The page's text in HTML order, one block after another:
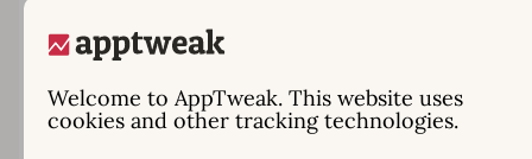
Welcome to AppTweak. This website uses
cookies and other tracking technologies.
인사이트
를 통합